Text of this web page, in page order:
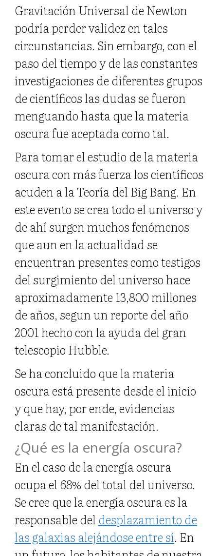
Gravitación Universal de Newton
podría perder validez en tales
circunstancias. Sin embargo, con el
paso del tiempo y de las constantes
investigaciones de diferentes grupos
de científicos las dudas se fueron
menguando hasta que la materia
oscura fue aceptada como tal.
Para tomar el estudio de la materia
oscura con más fuerza los científicos
acuden a la Teoría del Big Bang. En
este evento se crea todo el universo y
de ahí surgen muchos fenómenos
que aun en la actualidad se
encuentran presentes como testigos
del surgimiento del universo hace
aproximadamente 13,800 millones
de años, segun un reporte del año
2001 hecho con la ayuda del gran
telescopio Hubble.
Se ha concluido que la materia
oscura está presente desde el inicio
y que hay, por ende, evidencias
claras de tal manifestación.
¿Qué es la energía oscura?
En el caso de la energía oscura
ocupa el 68% del total del universo.
Se cree que la energía oscura es la
responsable del desplazamiento de
las galaxias alejándose entre sí. En